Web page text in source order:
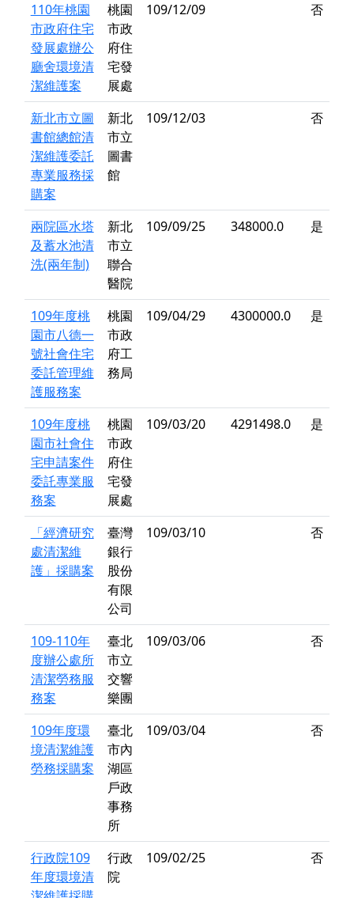
110年桃園
市政府住宅
發展處辦公
廳舍環境清
潔維護案
桃園
市政
府住
宅發
展處
109/12/09 否
新北市立圖
書館總館清
潔維護委託
專業服務採
購案
新北
市立
圖書
館
109/12/03 否
兩院區水塔
及蓄水池清
洗(兩年制)
新北
市立
聯合
醫院
109/09/25 348000.0 是
109年度桃
園市八德一
號社會住宅
委託管理維
護服務案
桃園
市政
府工
務局
109/04/29 4300000.0 是
109年度桃
園市社會住
宅申請案件
委託專業服
務案
桃園
市政
府住
宅發
展處
109/03/20 4291498.0 是
「經濟研究
處清潔維
護」採購案
臺灣
銀行
股份
有限
公司
109/03/10 否
109-110年
度辦公處所
清潔勞務服
務案
臺北
市立
交響
樂團
109/03/06 否
109年度環
境清潔維護
勞務採購案
臺北
市內
湖區
戶政
事務
所
109/03/04 否
行政院109
年度環境清
行政
院
109/02/25 否